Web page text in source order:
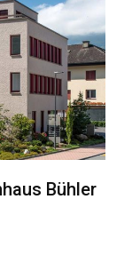
Bühler